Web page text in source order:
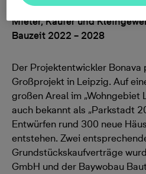
Portitz geplant /
Mieter, Käufer und
Bauzeit 2022 – 2028
Der Projektentwickler Bonava
Großprojekt in Leipzig. Auf
großen Areal im „Wohngebiet
auch bekannt als „Parkstadt
Entwürfen rund 300 neue
entstehen. Zwei
Grundstückskaufverträge
GmbH und der Baywobau